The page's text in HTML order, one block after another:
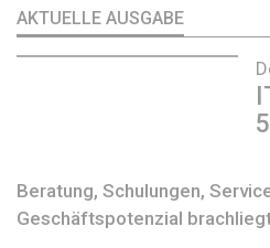
AKTUELLE AUSGABE
Beratung, Schulungen,
Geschäftspotenzial